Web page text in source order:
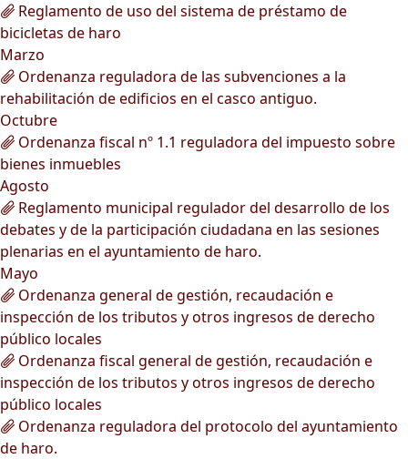
Reglamento de uso del sistema de préstamo de
bicicletas de haro
Marzo
Ordenanza reguladora de las subvenciones a la
rehabilitación de edificios en el casco antiguo.
Octubre
Ordenanza fiscal nº 1.1 reguladora del impuesto sobre
bienes inmuebles
Agosto
Reglamento municipal regulador del desarrollo de los
debates y de la participación ciudadana en las sesiones
plenarias en el ayuntamiento de haro.
Mayo
Ordenanza general de gestión, recaudación e
inspección de los tributos y otros ingresos de derecho
público locales
Ordenanza fiscal general de gestión, recaudación e
inspección de los tributos y otros ingresos de derecho
público locales
Ordenanza reguladora del protocolo del ayuntamiento
de haro.